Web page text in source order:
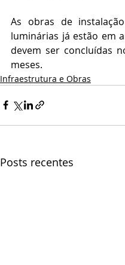
As obras de
luminárias já estão em
devem ser concluídas
meses.
Infraestrutura e Obras
Posts recentes